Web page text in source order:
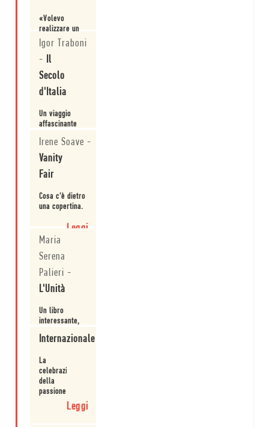
«Volevo
realizzare un
libro capace di
spiegare come
è fatto il
nostro
mestiere
attraverso il
tutti, dagli
editori al
editoriale, dal
caporedattore
al
responsabile
stamp...
Igor Traboni
- Il
Secolo
d'Italia
Un viaggio
affascinante
minimum fax.
Con biglietto di
sola andata.
Perché non
scendere.
Irene Soave -
Vanity
Fair
Cosa c'è dietro
una copertina.
Leggi
Maria
Serena
Palieri -
L'Unità
Un libro
interessante,
pieno di piccoli
segreti e di
acute.
Internazionale
La
celebrazione
della
passione
Leggi